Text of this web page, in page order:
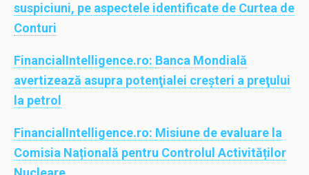
suspiciuni, pe aspectele identificate de Curtea de
Conturi
FinancialIntelligence.ro: Banca Mondială
avertizează asupra potenţialei creşteri a preţului
la petrol
FinancialIntelligence.ro: Misiune de evaluare la
Comisia Națională pentru Controlul Activităților